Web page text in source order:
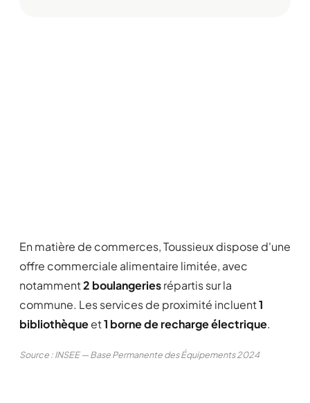
En matière de commerces, Toussieux dispose d'une
offre commerciale alimentaire limitée, avec
notamment2 boulangeriesrépartis sur la
commune. Les services de proximité incluent1
bibliothèqueet1 borne de recharge électrique.
Source : INSEE — Base Permanente des Équipements 2024